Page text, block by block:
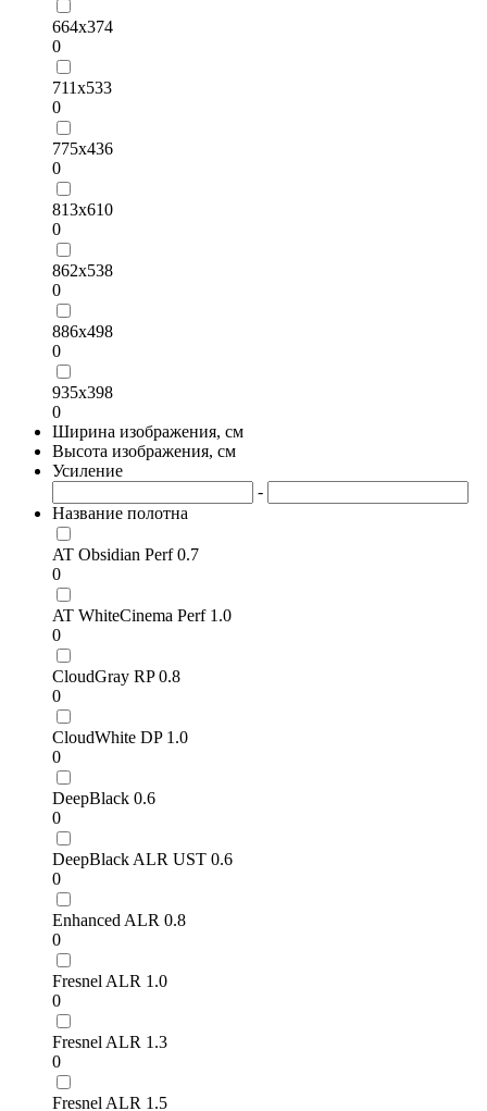
664х374
0
711х533
0
775х436
0
813х610
0
862х538
0
886х498
0
935х398
0
Ширина изображения, см
Высота изображения, см
Усиление
-
Название полотна
AT Obsidian Perf 0.7
0
AT WhiteCinema Perf 1.0
0
CloudGray RP 0.8
0
CloudWhite DP 1.0
0
DeepBlack 0.6
0
DeepBlack ALR UST 0.6
0
Enhanced ALR 0.8
0
Fresnel ALR 1.0
0
Fresnel ALR 1.3
0
Fresnel ALR 1.5